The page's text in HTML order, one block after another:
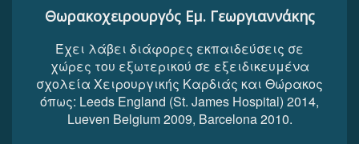
Θωρακοχειρουργός Εμ. Γεωργιαννάκης
Έχει λάβει διάφορες εκπαιδεύσεις σε
χώρες του εξωτερικού σε εξειδικευμένα
σχολεία Χειρουργικής Καρδιάς και Θώρακος
όπως: Leeds England (St. James Hospital) 2014,
Lueven Belgium 2009, Barcelona 2010.